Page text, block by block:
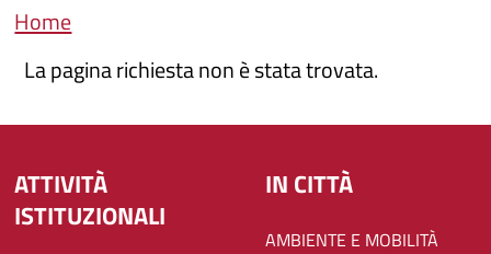
Briciole di pane
Home
La pagina richiesta non è stata trovata.
ATTIVITÀ
ISTITUZIONALI
IN CITTÀ
AMBIENTE E MOBILITÀ